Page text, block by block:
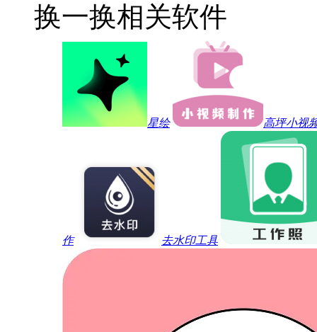
换一换相关软件
星绘 高坪小视
作 去水印工具